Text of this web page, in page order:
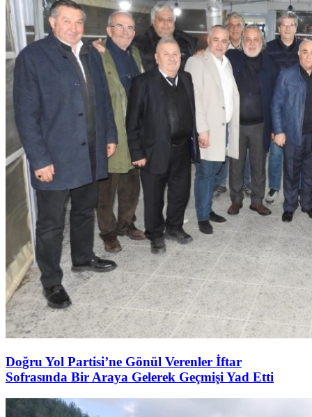
Doğru Yol Partisi’ne Gönül Verenler İftar
Sofrasında Bir Araya Gelerek Geçmişi Yad Etti